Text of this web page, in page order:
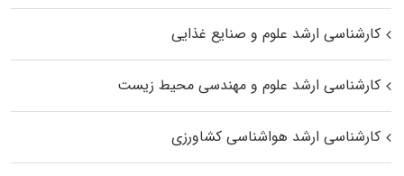
کارشناسی ارشد علوم و صنایع غذایی
کارشناسی ارشد علوم و مهندسی محیط زیست
کارشناسی ارشد هواشناسی کشاورزی